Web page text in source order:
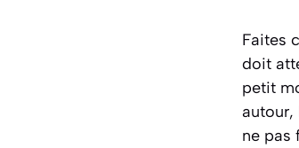
Faites
doit
petit
autour,
ne pas